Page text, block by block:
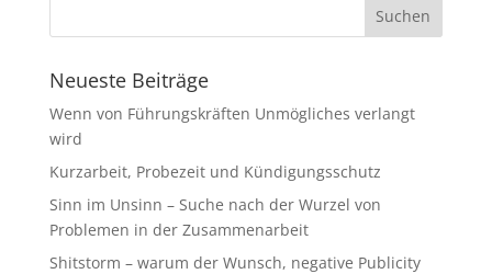
Neueste Beiträge
Wenn von Führungskräften Unmögliches verlangt
wird
Kurzarbeit, Probezeit und Kündigungsschutz
Sinn im Unsinn – Suche nach der Wurzel von
Problemen in der Zusammenarbeit
Shitstorm – warum der Wunsch, negative Publicity